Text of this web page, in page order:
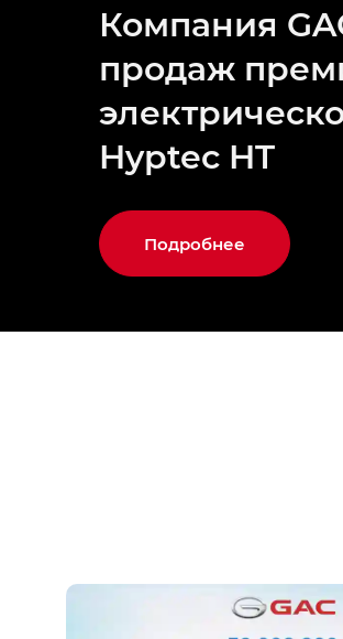
Компания
продаж
Hyptec HT
Подробнее